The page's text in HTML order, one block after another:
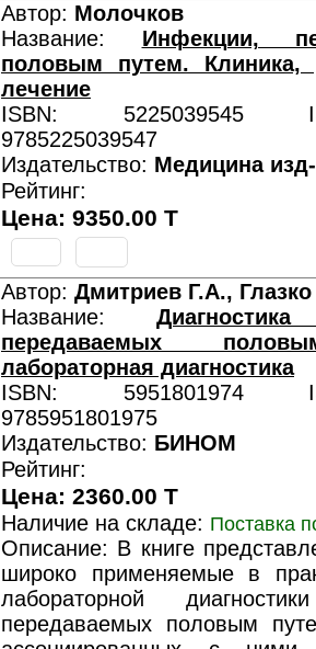
Автор: Молочков
Название: Инфекции,
половым путем. Клиника,
лечение
ISBN: 5225039545
9785225039547
Издательство: Медицина
Рейтинг:
Цена: 9350.00 T
Автор: Дмитриев Г.А.,
Название:
передаваемых
лабораторная диагностика
ISBN: 5951801974
9785951801975
Издательство: БИНОМ
Рейтинг:
Цена: 2360.00 T
Наличие на складе: Поставка
Описание: В книге
широко применяемые в
лабораторной
передаваемых половым